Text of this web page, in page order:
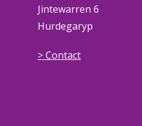
Jintewarren 6
Hurdegaryp
> Contact